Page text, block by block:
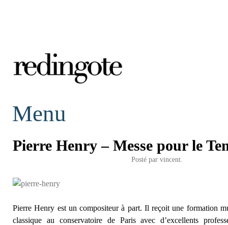
redingote.
Menu
Pierre Henry – Messe pour le
Posté parvincent.
Pierre Henry est un compositeur à part. Il reçoit une formation
classique au conservatoire de Paris avec d’excellents